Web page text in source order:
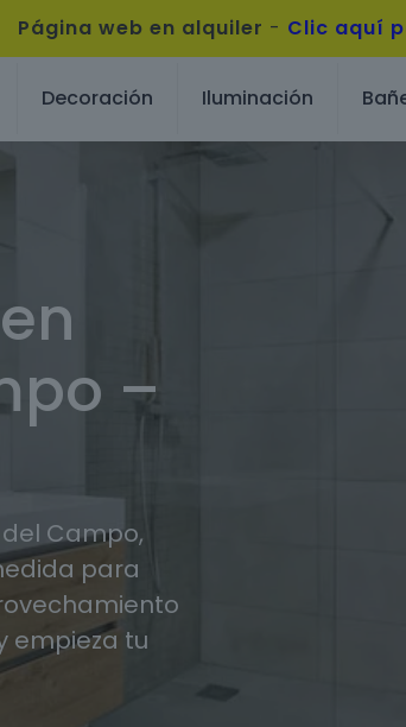
Página web en alquiler - Clic aquí
Decoración Iluminación
–
Campo,
para
empieza tu